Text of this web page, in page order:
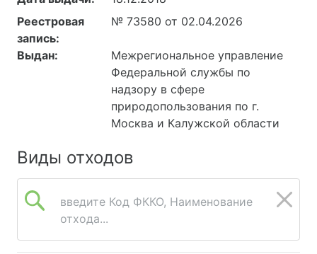
Реестровая
запись:
№ 73580 от 02.04.2026
Выдан:
Межрегиональное управление
Федеральной службы по
надзору в сфере
природопользования по г.
Москва и Калужской области
Виды отходов
введите Код ФККО, Наименование
отхода...